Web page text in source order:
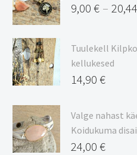
9,00 € – 20,44
9,00 €
kuni
20,44 €
Tuulekell
kellukesed
14,90 €
Valge nahast
Koidukuma
24,00 €